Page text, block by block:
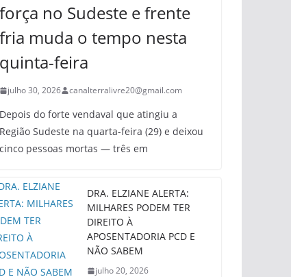
força no Sudeste e frente
fria muda o tempo nesta
quinta-feira
julho 30, 2026 canalterralivre20@gmail.com
Depois do forte vendaval que atingiu a
Região Sudeste na quarta-feira (29) e deixou
cinco pessoas mortas — três em
DRA. ELZIANE ALERTA:
MILHARES PODEM TER
DIREITO À
APOSENTADORIA PCD E
NÃO SABEM
julho 20, 2026